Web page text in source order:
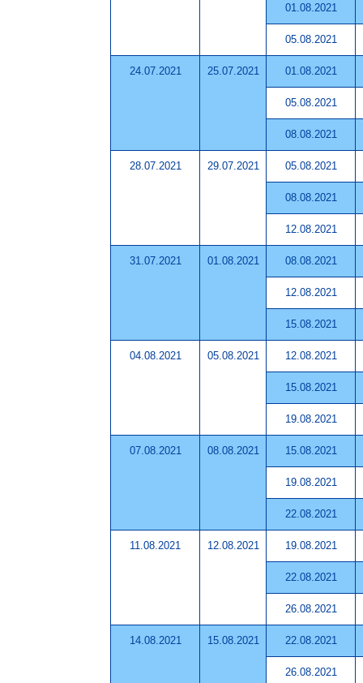
01.08.2021
05.08.2021
24.07.2021 25.07.2021 01.08.2021
05.08.2021
08.08.2021
28.07.2021 29.07.2021 05.08.2021
08.08.2021
12.08.2021
31.07.2021 01.08.2021 08.08.2021
12.08.2021
15.08.2021
04.08.2021 05.08.2021 12.08.2021
15.08.2021
19.08.2021
07.08.2021 08.08.2021 15.08.2021
19.08.2021
22.08.2021
11.08.2021 12.08.2021 19.08.2021
22.08.2021
26.08.2021
14.08.2021 15.08.2021 22.08.2021
26.08.2021